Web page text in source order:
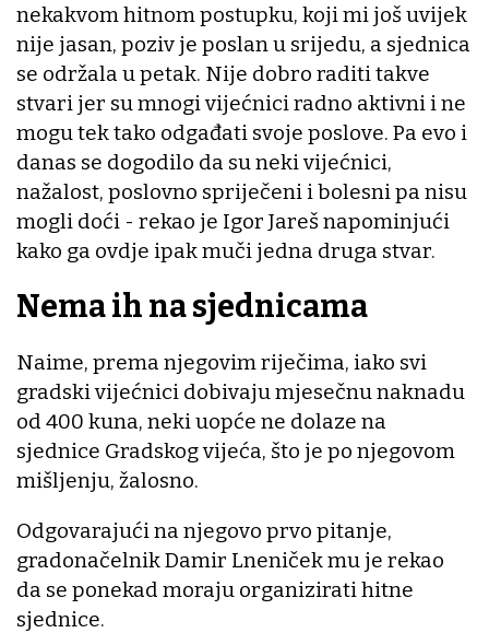
nekakvom hitnom postupku, koji mi još uvijek
nije jasan, poziv je poslan u srijedu, a sjednica
se održala u petak. Nije dobro raditi takve
stvari jer su mnogi vijećnici radno aktivni i ne
mogu tek tako odgađati svoje poslove. Pa evo i
danas se dogodilo da su neki vijećnici,
nažalost, poslovno spriječeni i bolesni pa nisu
mogli doći - rekao je Igor Jareš napominjući
kako ga ovdje ipak muči jedna druga stvar.
Nema ih na sjednicama
Naime, prema njegovim riječima, iako svi
gradski vijećnici dobivaju mjesečnu naknadu
od 400 kuna, neki uopće ne dolaze na
sjednice Gradskog vijeća, što je po njegovom
mišljenju, žalosno.
Odgovarajući na njegovo prvo pitanje,
gradonačelnik Damir Lneniček mu je rekao
da se ponekad moraju organizirati hitne
sjednice.